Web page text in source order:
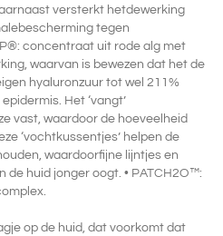
versterkt hetdewerking
tegen
concentraat uit rode alg met
waarvan is bewezen dat het de
hyaluronzuur tot wel 211%
Het ‘vangt’
vast, waardoor de hoeveelheid
‘vochtkussentjes’ helpen de
waardoorfijne lijntjes en
de huid jonger oogt. • PATCH2O™:
op de huid, dat voorkomt dat